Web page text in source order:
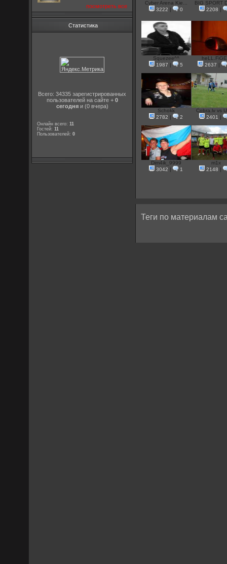
посмотреть все
Статистика
Всего: 34335 зарегистрированных
пользователей на сайте + 0
сегодняи (0 вчера)
Онлайн всего:11
Гостей:11
Пользователей:0
Cyber Arena Kie...
3222
| 0
BIG SPORT
2208
|
Squezee^^
1987
| 5
2637
|
Schokk
2782
| 2
Cobra.lv vs
2401
|
Dim4ik_9999
3042
| 1
m1x
2148
|
Теги по материалам